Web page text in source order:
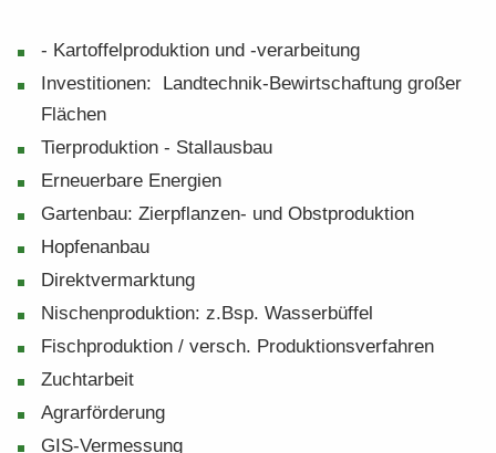
- Kar­tof­fel­pro­duk­ti­on und -​verarbeitung
In­ves­ti­tio­nen: Landtechnik-​Bewirtschaftung gro­ßer
Flä­chen
Tier­pro­duk­ti­on - Stal­laus­bau
Er­neu­er­ba­re En­er­gien
Gar­ten­bau: Zierpflanzen-​ und Obst­pro­duk­ti­on
Hop­fen­an­bau
Di­rekt­ver­mark­tung
Ni­schen­pro­duk­ti­on: z.Bsp. Was­ser­büf­fel
Fisch­pro­duk­ti­on / versch. Pro­duk­ti­ons­ver­fah­ren
Zucht­ar­beit
Agrar­för­de­rung
GIS-​Vermessung